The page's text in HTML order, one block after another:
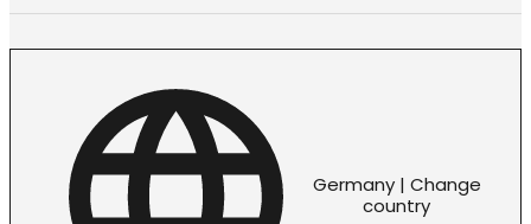
Germany | Change
country